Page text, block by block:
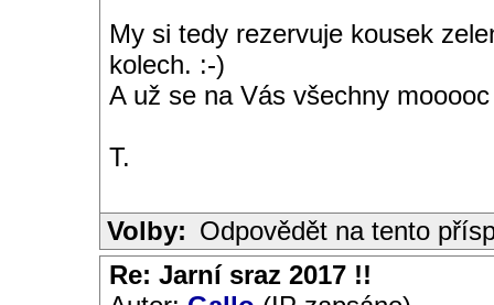
My si tedy rezervuje kousek
kolech. :-)
A už se na Vás všechny
T.
Volby: Odpovědět na tento
Re: Jarní sraz 2017 !!